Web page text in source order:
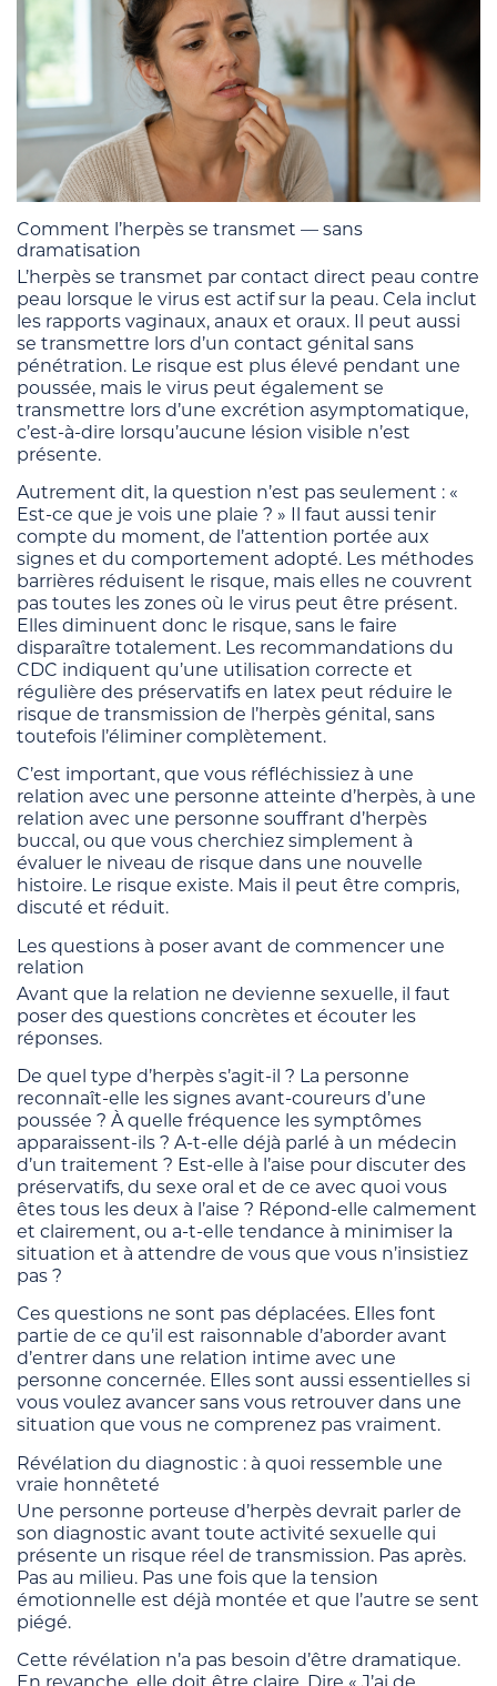
Comment l’herpès se transmet — sans
dramatisation
L’herpès se transmet par contact direct peau contre
peau lorsque le virus est actif sur la peau. Cela inclut
les rapports vaginaux, anaux et oraux. Il peut aussi
se transmettre lors d’un contact génital sans
pénétration. Le risque est plus élevé pendant une
poussée, mais le virus peut également se
transmettre lors d’une excrétion asymptomatique,
c’est-à-dire lorsqu’aucune lésion visible n’est
présente.
Autrement dit, la question n’est pas seulement : «
Est-ce que je vois une plaie ? » Il faut aussi tenir
compte du moment, de l’attention portée aux
signes et du comportement adopté. Les méthodes
barrières réduisent le risque, mais elles ne couvrent
pas toutes les zones où le virus peut être présent.
Elles diminuent donc le risque, sans le faire
disparaître totalement. Les recommandations du
CDC indiquent qu’une utilisation correcte et
régulière des préservatifs en latex peut réduire le
risque de transmission de l’herpès génital, sans
toutefois l’éliminer complètement.
C’est important, que vous réfléchissiez à une
relation avec une personne atteinte d’herpès, à une
relation avec une personne souffrant d’herpès
buccal, ou que vous cherchiez simplement à
évaluer le niveau de risque dans une nouvelle
histoire. Le risque existe. Mais il peut être compris,
discuté et réduit.
Les questions à poser avant de commencer une
relation
Avant que la relation ne devienne sexuelle, il faut
poser des questions concrètes et écouter les
réponses.
De quel type d’herpès s’agit-il ? La personne
reconnaît-elle les signes avant-coureurs d’une
poussée ? À quelle fréquence les symptômes
apparaissent-ils ? A-t-elle déjà parlé à un médecin
d’un traitement ? Est-elle à l’aise pour discuter des
préservatifs, du sexe oral et de ce avec quoi vous
êtes tous les deux à l’aise ? Répond-elle calmement
et clairement, ou a-t-elle tendance à minimiser la
situation et à attendre de vous que vous n’insistiez
pas ?
Ces questions ne sont pas déplacées. Elles font
partie de ce qu’il est raisonnable d’aborder avant
d’entrer dans une relation intime avec une
personne concernée. Elles sont aussi essentielles si
vous voulez avancer sans vous retrouver dans une
situation que vous ne comprenez pas vraiment.
Révélation du diagnostic : à quoi ressemble une
vraie honnêteté
Une personne porteuse d’herpès devrait parler de
son diagnostic avant toute activité sexuelle qui
présente un risque réel de transmission. Pas après.
Pas au milieu. Pas une fois que la tension
émotionnelle est déjà montée et que l’autre se sent
piégé.
Cette révélation n’a pas besoin d’être dramatique.
En revanche, elle doit être claire. Dire « J’ai de